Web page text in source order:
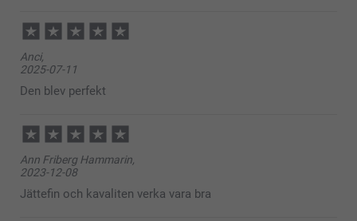
11:25
Hej Karin,
att du är nöjd med din makeup-väska!
Vi önskar dig en fin dag!
Varma hälsningar,
Anci,
2025-07-11
Den blev perfekt
Ann Friberg Hammarin,
2023-12-08
Jättefin och kavaliten verka vara bra